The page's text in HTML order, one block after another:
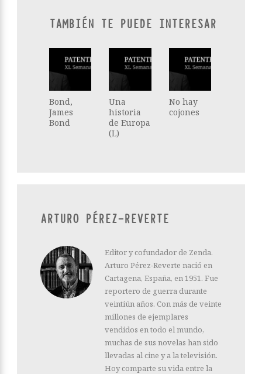
TAMBIÉN TE PUEDE INTERESAR
Bond,
James
Bond
Una
historia
de Europa
(L)
No hay
cojones
ARTURO PÉREZ-REVERTE
Editor y cofundador de Zenda.
Arturo Pérez-Reverte nació en
Cartagena, España, en 1951. Fue
reportero de guerra durante
veintiún años. Con más de veinte
millones de ejemplares
vendidos en todo el mundo,
muchas de sus novelas han sido
llevadas al cine y a la televisión.
Hoy comparte su vida entre la